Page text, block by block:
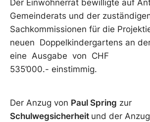
Der Einwohnerrat bewilligte auf
Gemeinderats und der
Sachkommissionen für die
neuen Doppelkindergartens an
eine Ausgabe von CHF
535’000.- einstimmig.
Der Anzug von Paul Spring zur
Schulwegsicherheit und der